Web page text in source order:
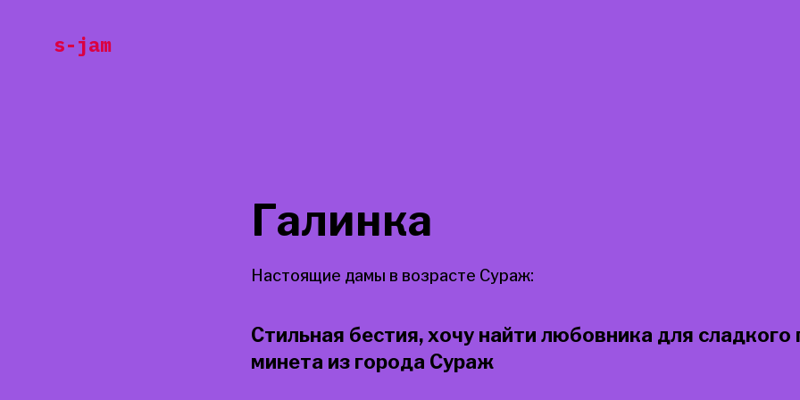
s-jam
Галинка
Настоящие дамы в возрасте Сураж:
Стильная бестия, хочу найти любовника для сладкого
минета из города Сураж